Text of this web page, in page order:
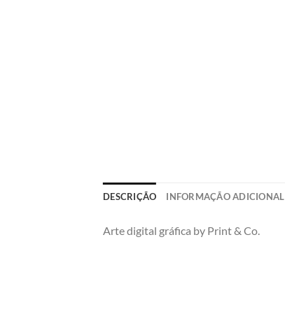
DESCRIÇÃO INFORMAÇÃO ADICIONAL
Arte digital gráfica by Print & Co.